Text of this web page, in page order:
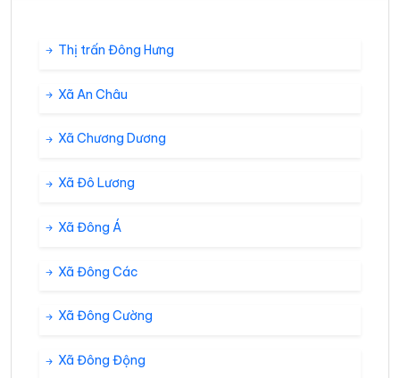
Thị trấn Đông Hưng
Xã An Châu
Xã Chương Dương
Xã Đô Lương
Xã Đông Á
Xã Đông Các
Xã Đông Cường
Xã Đông Động